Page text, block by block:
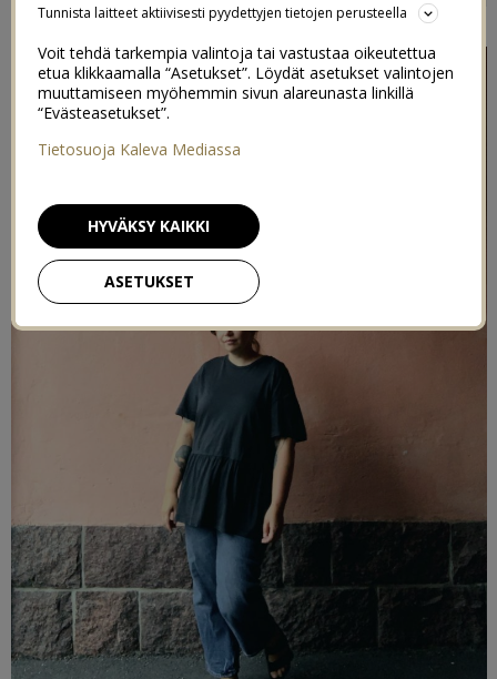
4/09/2020
Tunnista laitteet aktiivisesti pyydettyjen tietojen perusteella
Voit tehdä tarkempia valintoja tai vastustaa oikeutettua
etua klikkaamalla “Asetukset”. Löydät asetukset valintojen
muuttamiseen myöhemmin sivun alareunasta linkillä
“Evästeasetukset”.
Tietosuoja Kaleva Mediassa
ASETUKSET
HYVÄKSY KAIKKI